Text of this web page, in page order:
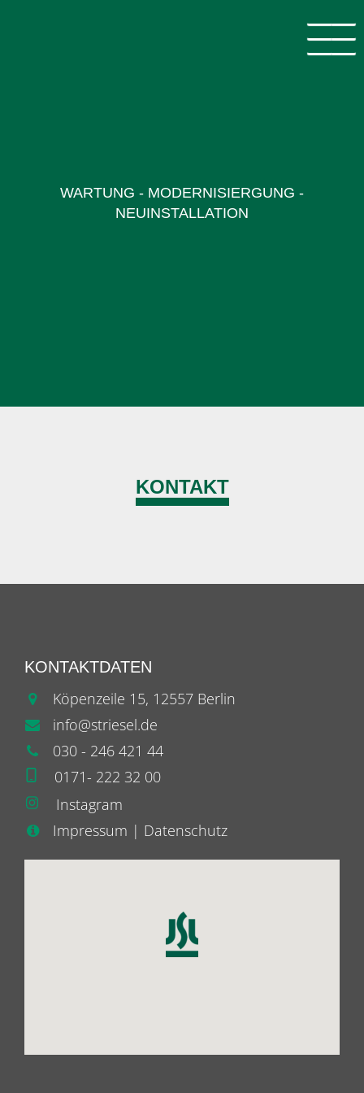
WARTUNG - MODERNISIERGUNG -
NEUINSTALLATION
KONTAKT
KONTAKTDATEN
Köpenzeile 15, 12557 Berlin
info@striesel.de
030 - 246 421 44
0171- 222 32 00
Instagram
Impressum | Datenschutz